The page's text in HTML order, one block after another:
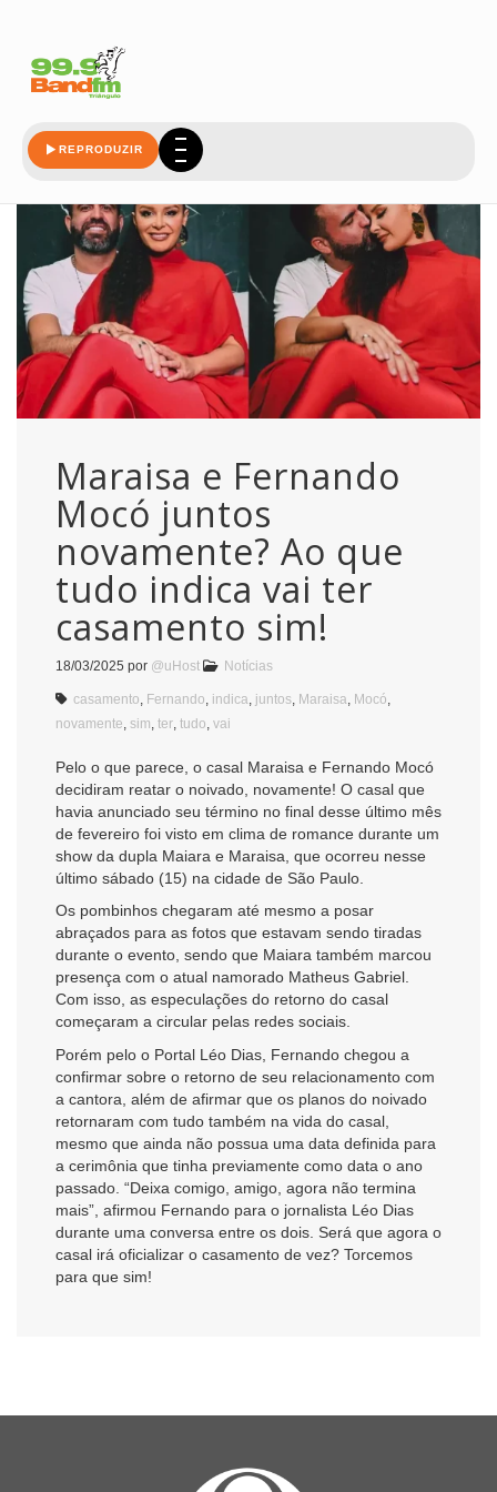
REPRODUZIR
Maraisa e Fernando
Mocó juntos
novamente? Ao que
tudo indica vai ter
casamento sim!
18/03/2025 por @uHost Notícias
casamento Fernando indica juntos Maraisa Mocó
novamente sim ter tudo vai
Pelo o que parece, o casal Maraisa e Fernando Mocó
decidiram reatar o noivado, novamente! O casal que
havia anunciado seu término no final desse último mês
de fevereiro foi visto em clima de romance durante um
show da dupla Maiara e Maraisa, que ocorreu nesse
último sábado (15) na cidade de São Paulo.
Os pombinhos chegaram até mesmo a posar
abraçados para as fotos que estavam sendo tiradas
durante o evento, sendo que Maiara também marcou
presença com o atual namorado Matheus Gabriel.
Com isso, as especulações do retorno do casal
começaram a circular pelas redes sociais.
Porém pelo o Portal Léo Dias, Fernando chegou a
confirmar sobre o retorno de seu relacionamento com
a cantora, além de afirmar que os planos do noivado
retornaram com tudo também na vida do casal,
mesmo que ainda não possua uma data definida para
a cerimônia que tinha previamente como data o ano
passado. “Deixa comigo, amigo, agora não termina
mais”, afirmou Fernando para o jornalista Léo Dias
durante uma conversa entre os dois. Será que agora o
casal irá oficializar o casamento de vez? Torcemos
para que sim!